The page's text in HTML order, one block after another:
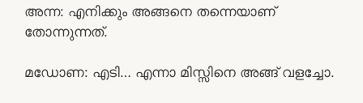
അന്ന: എനിക്കും അങ്ങനെ തന്നെയാണ്
തോന്നുന്നത്.
മഡോണ: എടി… എന്നാ മിസ്സിനെ അങ്ങ് വളച്ചോ.